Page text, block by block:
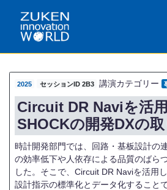
2025 セッションID 2B3 講演カテゴリー
Circuit DR Naviを活
SHOCKの開発DXの
時計開発部門では、回路・基板設計の
の効率低下や人依存による品質のばら
した。そこで、Circuit DR Naviを活用
設計指示の標準化とデータ化すること